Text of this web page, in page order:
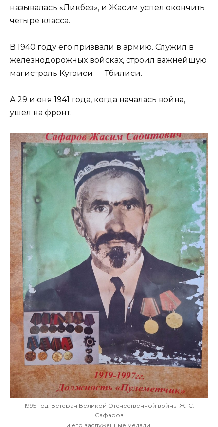
называлась «Ликбез», и Жасим успел окончить
четыре класса.
В 1940 году его призвали в армию. Служил в
железнодорожных войсках, строил важнейшую
магистраль Кутаиси — Тбилиси.
А 29 июня 1941 года, когда началась война,
ушел на фронт.
1995 год. Ветеран Великой Отечественной войны Ж. С.
Сафаров
и его заслуженные медали.